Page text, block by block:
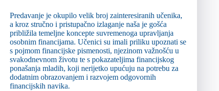
Predavanje je okupilo velik broj zainteresiranih učenika,
a kroz stručno i pristupačno izlaganje naša je gošća
približila temeljne koncepte suvremenoga upravljanja
osobnim financijama. Učenici su imali priliku upoznati se
s pojmom financijske pismenosti, njezinom važnošću u
svakodnevnom životu te s pokazateljima financijskog
ponašanja mladih, koji nerijetko upućuju na potrebu za
dodatnim obrazovanjem i razvojem odgovornih
financijskih navika.